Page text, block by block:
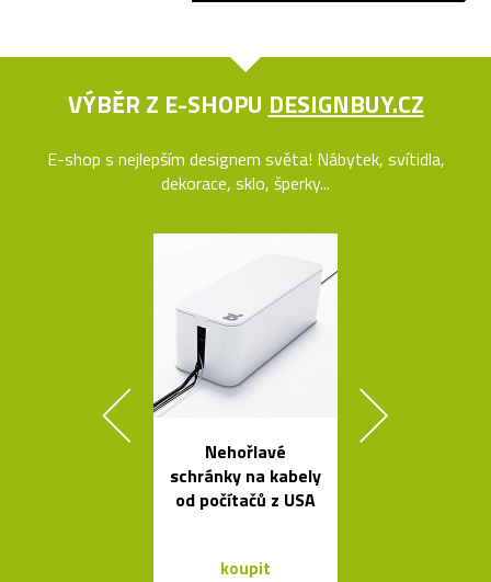
VÝBĚR Z E-SHOPU DESIGNBUY.CZ
E-shop s nejlepším designem světa! Nábytek, svítidla,
dekorace, sklo, šperky...
Nehořlavé
schránky na kabely
od počítačů z USA
koupit